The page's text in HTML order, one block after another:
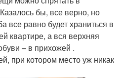
бы, все верно, но
все равно будет храниться в
квартире, а вся верхняя
– в прихожей .
при котором место уж никак